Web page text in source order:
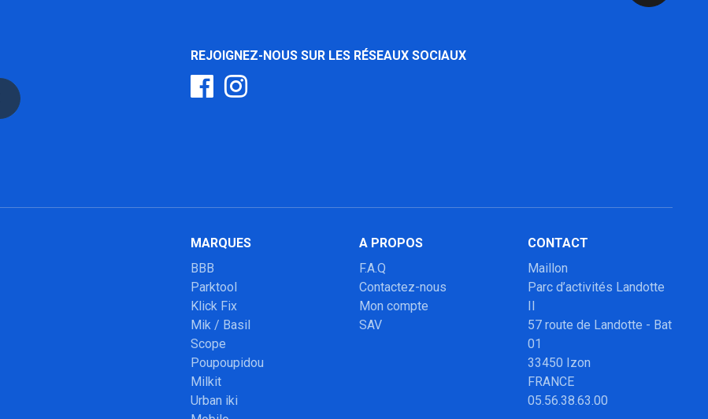
REJOIGNEZ-NOUS SUR LES RÉSEAUX SOCIAUX
MARQUES
BBB
Parktool
Klick Fix
Mik / Basil
Scope
Poupoupidou
Milkit
Urban iki
A PROPOS
F.A.Q
Contactez-nous
Mon compte
SAV
CONTACT
Maillon
Parc d’activités Landotte
II
57 route de Landotte - Bat
01
33450 Izon
FRANCE
05.56.38.63.00